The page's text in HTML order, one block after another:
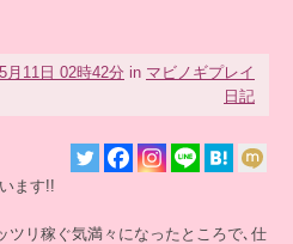
月11日 02時42分 in マビノギプレイ
日記
ます!!
ツリ稼ぐ気満々になったところで､仕